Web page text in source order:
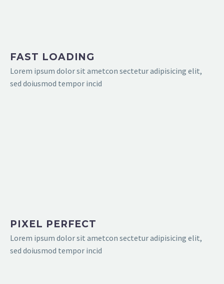
FAST LOADING
Lorem ipsum dolor sit ametcon sectetur adipisicing elit,
sed doiusmod tempor incid
PIXEL PERFECT
Lorem ipsum dolor sit ametcon sectetur adipisicing elit,
sed doiusmod tempor incid